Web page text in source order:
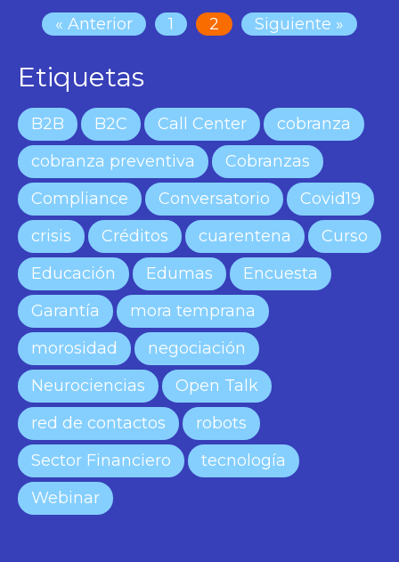
« Anterior 1 2 Siguiente »
Etiquetas
B2B B2C Call Center
cobranza
cobranza preventiva
Cobranzas
Compliance
Conversatorio
Covid19
crisis
Créditos cuarentena
Curso
Educación
Edumas
Encuesta
Garantía
mora temprana
morosidad
negociación
Neurociencias
Open Talk
red de contactos
robots
Sector Financiero
tecnología
Webinar